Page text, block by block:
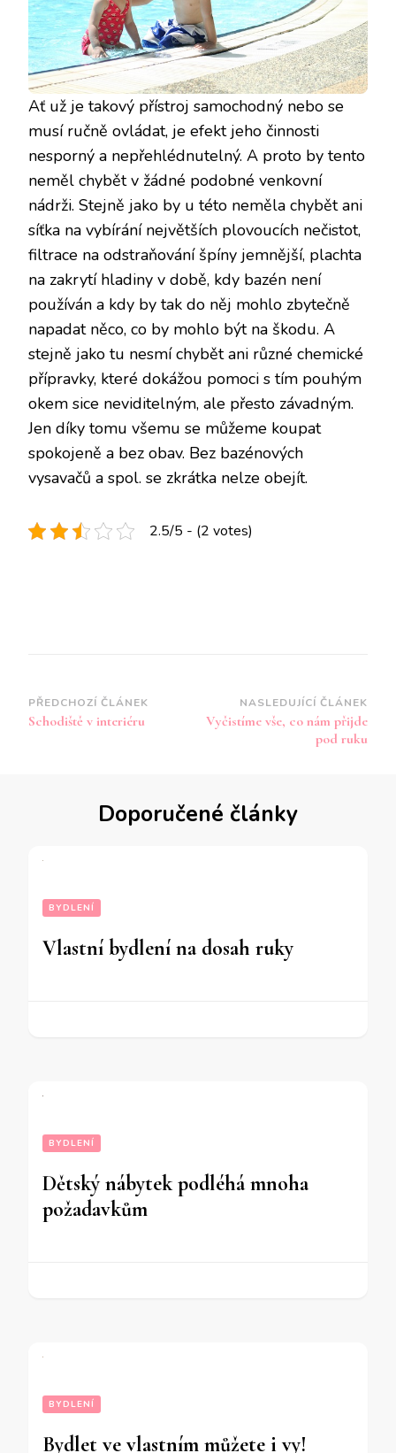
Ať už je takový přístroj samochodný nebo se
musí ručně ovládat, je efekt jeho činnosti
nesporný a nepřehlédnutelný. A proto by tento
neměl chybět v žádné podobné venkovní
nádrži. Stejně jako by u této neměla chybět ani
síťka na vybírání největších plovoucích nečistot,
filtrace na odstraňování špíny jemnější, plachta
na zakrytí hladiny v době, kdy bazén není
používán a kdy by tak do něj mohlo zbytečně
napadat něco, co by mohlo být na škodu. A
stejně jako tu nesmí chybět ani různé chemické
přípravky, které dokážou pomoci s tím pouhým
okem sice neviditelným, ale přesto závadným.
Jen díky tomu všemu se můžeme koupat
spokojeně a bez obav. Bez bazénových
vysavačů a spol. se zkrátka nelze obejít.
2.5/5 - (2 votes)
Navigace
příspěvku
PŘEDCHOZÍ ČLÁNEK
Schodiště v interiéru
NASLEDUJÍCÍ ČLÁNEK
Vyčistíme vše, co nám přijde
pod ruku
Doporučené články
BYDLENÍ
Vlastní bydlení na dosah ruky
BYDLENÍ
Dětský nábytek podléhá mnoha
požadavkům
BYDLENÍ
Bydlet ve vlastním můžete i vy!